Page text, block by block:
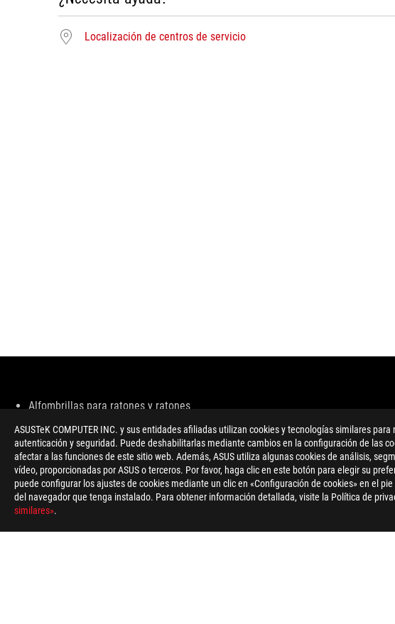
ASUSTeK COMPUTER INC. y sus entidades afiliadas utilizan cookies y tecnologías similares
autenticación y seguridad. Puede deshabilitarlas mediante cambios en la configuración de las
afectar a las funciones de este sitio web. Además, ASUS utiliza algunas cookies de análisis,
vídeo, proporcionadas por ASUS o terceros. Por favor, haga clic en este botón para elegir su
puede configurar los ajustes de cookies mediante un clic en «Configuración de cookies» en el
del navegador que tenga instalado. Para obtener información detallada, visite la Política de
similares».
Localización de centros de servicio
Disclaimer
Alfombrillas para ratones y ratones
Las especificaciones y características varían en función del modelo y las
El color del PCB y las versiones del software incluido pueden verse sujetas a
La marca y los nombres de los productos mencionados son marcas
A menos que se indique lo contrario, todas las afirmaciones están basadas
La velocidad de transferencia de USB 3.0, 3.1, 3.2, y/o Tipo-C variará
relacionados con la configuración del sistema y tu entorno.
Price may not include extra fee, including tax、shipping、handling、recycling